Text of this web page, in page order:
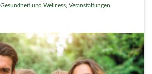
Gesundheit und Wellness Veranstaltungen